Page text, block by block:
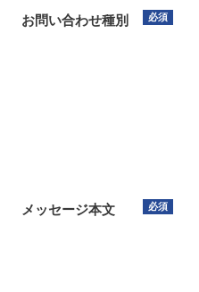
お問い合わせ種別 必須
メッセージ本文 必須